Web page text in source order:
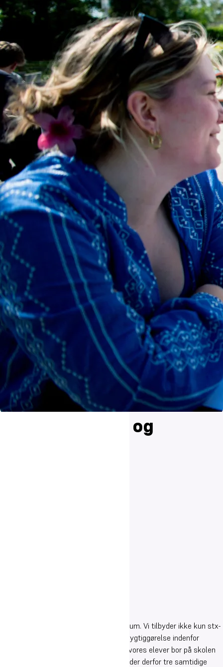
Kvalitetsikring og
Oure Gymnasium er et særligt gymnasium. Vi tilbyder ikke kun stx-
undervisning, men også fordybelse og dygtiggørelse indenfor
sportsgrene, samtidig med, at 98 % af vores elever bor på skolen
mens de går her. Oure Gymnasium tilbyder derfor tre samtidige